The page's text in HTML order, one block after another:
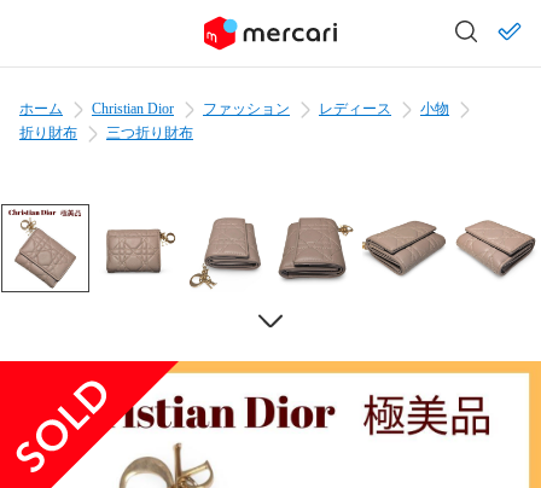
ホーム Christian Dior ファッション レディース
小物
折り財布
三つ折り財布